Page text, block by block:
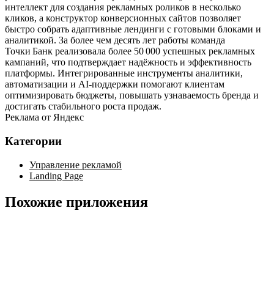
интеллект для создания рекламных роликов в несколько
кликов, а конструктор конверсионных сайтов позволяет
быстро собрать адаптивные лендинги с готовыми блоками и
аналитикой. За более чем десять лет работы команда
Точки Банк реализовала более 50 000 успешных рекламных
кампаний, что подтверждает надёжность и эффективность
платформы. Интегрированные инструменты аналитики,
автоматизации и AI‑поддержки помогают клиентам
оптимизировать бюджеты, повышать узнаваемость бренда и
достигать стабильного роста продаж.
Реклама от Яндекс
Категории
Управление рекламой
Landing Page
Похожие приложения